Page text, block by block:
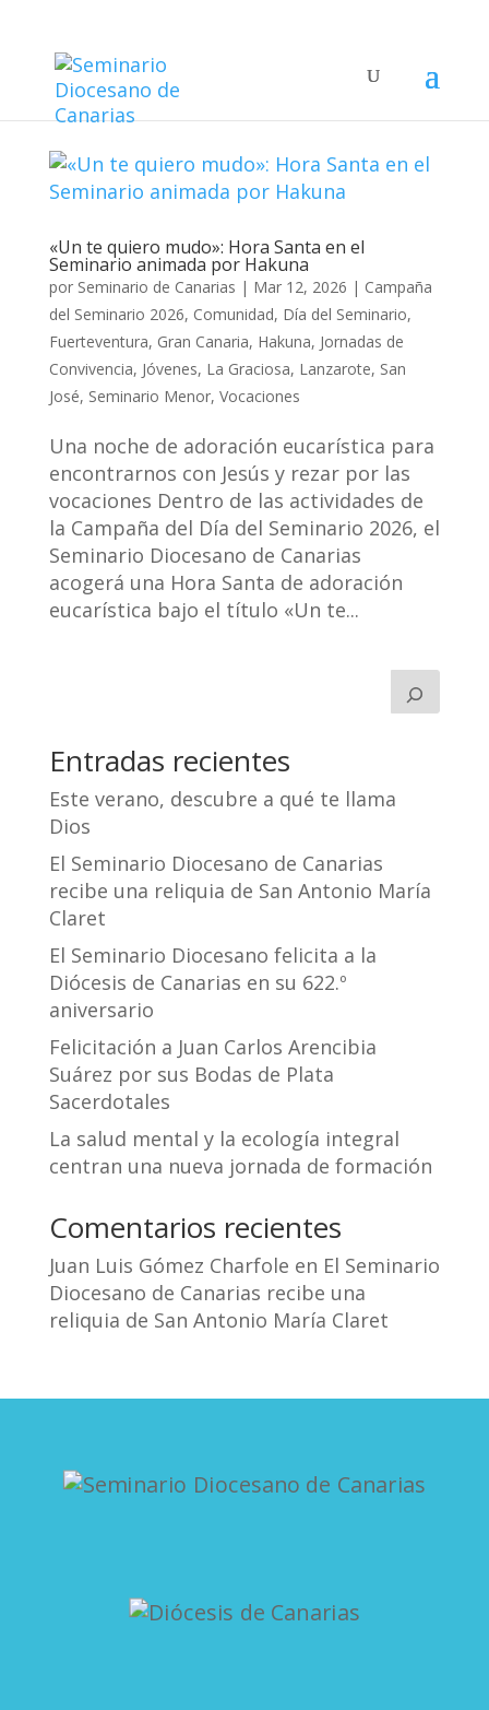
«Un te quiero mudo»: Hora Santa en el
Seminario animada por Hakuna
por Seminario de Canarias | Mar 12, 2026 | Campaña
del Seminario 2026, Comunidad, Día del Seminario,
Fuerteventura, Gran Canaria, Hakuna, Jornadas de
Convivencia, Jóvenes, La Graciosa, Lanzarote, San
José, Seminario Menor, Vocaciones
Una noche de adoración eucarística para
encontrarnos con Jesús y rezar por las
vocaciones Dentro de las actividades de
la Campaña del Día del Seminario 2026, el
Seminario Diocesano de Canarias
acogerá una Hora Santa de adoración
eucarística bajo el título «Un te...
Entradas recientes
Este verano, descubre a qué te llama
Dios
El Seminario Diocesano de Canarias
recibe una reliquia de San Antonio María
Claret
El Seminario Diocesano felicita a la
Diócesis de Canarias en su 622.º
aniversario
Felicitación a Juan Carlos Arencibia
Suárez por sus Bodas de Plata
Sacerdotales
La salud mental y la ecología integral
centran una nueva jornada de formación
Comentarios recientes
Juan Luis Gómez Charfole en El Seminario
Diocesano de Canarias recibe una
reliquia de San Antonio María Claret